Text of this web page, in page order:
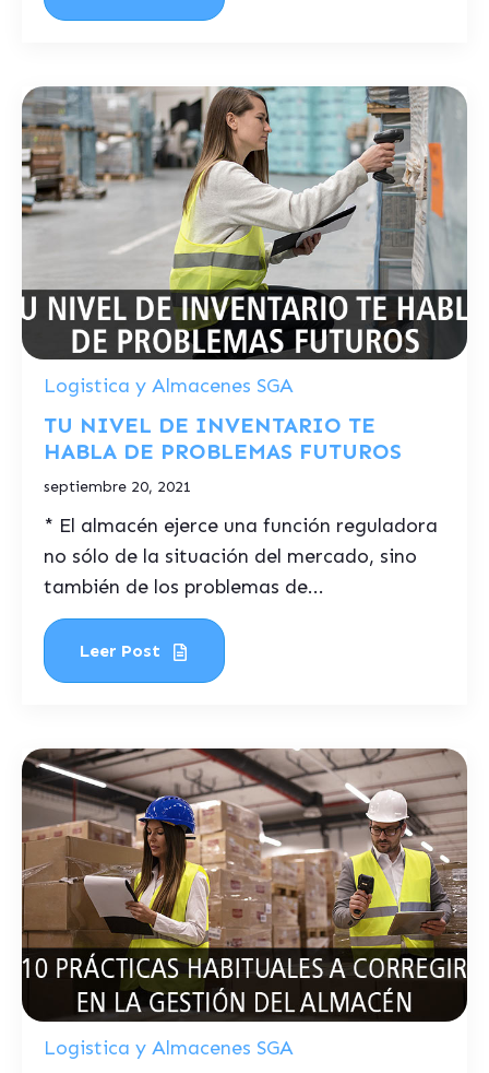
Logistica y Almacenes SGA
TU NIVEL DE INVENTARIO TE
HABLA DE PROBLEMAS FUTUROS
septiembre 20, 2021
* El almacén ejerce una función reguladora
no sólo de la situación del mercado, sino
también de los problemas de...
Leer Post
Logistica y Almacenes SGA